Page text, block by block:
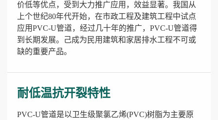
价低等优点，受到大力推广应用，效益显著。我国从
上个世纪80年代开始，在市政工程及建筑工程中试点
应用PVC-U管道，经过几十年的推广，PVC-U管道得
到长期发展。己成为民用建筑和家居排水工程不可或
缺的重要产品。
耐低温抗开裂特性
PVC-U管道是以卫生级聚氯乙烯(PVC)树脂为主要原